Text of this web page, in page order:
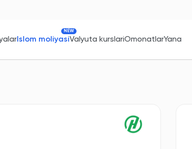
Islom moliyasi
NEW
Valyuta kurslariOmonatlarYana